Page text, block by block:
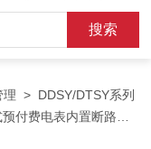
理 > DDSY/DTSY系列
付费电表内置断路器